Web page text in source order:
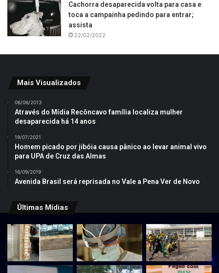
Cachorra desaparecida volta para casa e
toca a campainha pedindo para entrar;
assista
22/02/2022
Mais Visualizados
06/06/2013
Através do Mídia Recôncavo família localiza mulher
desaparecida há 14 anos
19/07/2021
Homem picado por jibóia causa pânico ao levar animal vivo
para UPA de Cruz das Almas
16/09/2019
Avenida Brasil será reprisada no Vale a Pena Ver de Novo
Últimas Mídias